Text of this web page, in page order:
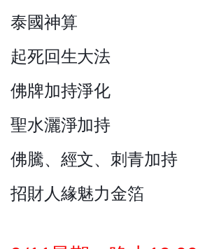
泰國神算
起死回生大法
佛牌加持淨化
聖水灑淨加持
佛騰、經文、刺青加持
招財人緣魅力金箔